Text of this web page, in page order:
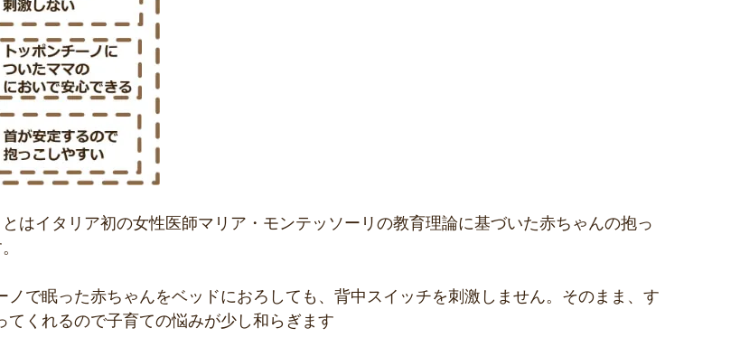
とはイタリア初の女性医師マリア・モンテッソーリの教育理論に基づいた赤ちゃんの抱っ
ノで眠った赤ちゃんをベッドにおろしても、背中スイッチを刺激しません。そのまま、す
てくれるので子育ての悩みが少し和らぎます